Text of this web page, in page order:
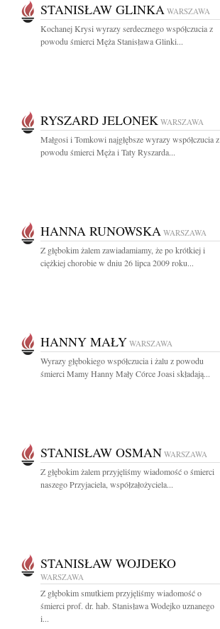
STANISŁAW GLINKA WARSZAWA
Kochanej Krysi wyrazy serdecznego współczucia z
powodu śmierci Męża Stanisława Glinki...
RYSZARD JELONEK WARSZAWA
Małgosi i Tomkowi najgłębsze wyrazy współczucia z
powodu śmierci Męża i Taty Ryszarda...
HANNA RUNOWSKA WARSZAWA
Z głębokim żalem zawiadamiamy, że po krótkiej i
ciężkiej chorobie w dniu 26 lipca 2009 roku...
HANNY MAŁY WARSZAWA
Wyrazy głębokiego współczucia i żalu z powodu
śmierci Mamy Hanny Mały Córce Joasi składają...
STANISŁAW OSMAN WARSZAWA
Z głębokim żalem przyjęliśmy wiadomość o śmierci
naszego Przyjaciela, współzałożyciela...
STANISŁAW WOJDEKO
WARSZAWA
Z głębokim smutkiem przyjęliśmy wiadomość o
śmierci prof. dr. hab. Stanisława Wodejko uznanego
i...